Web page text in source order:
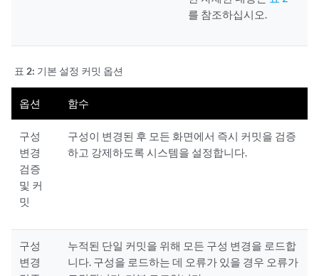
를 참조하십시오.
표 2: 기본 설정 커밋 옵션
옵션 함수
구성
변경
검증
및 커
밋
구성이 변경된 후 모든 화면에서 즉시 커밋을 검증
하고 강제하도록 시스템을 설정합니다.
구성
변경
누적된 단일 커밋을 위해 모든 구성 변경을 로드합
니다. 구성을 로드하는 데 오류가 있을 경우 오류가